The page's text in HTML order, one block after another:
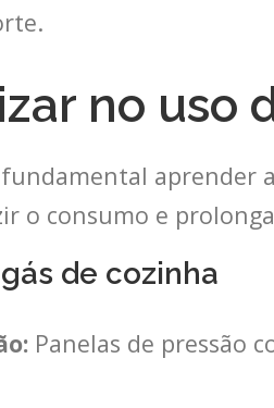
no uso
aprender
o consumo e
de cozinha
Panelas de pressão